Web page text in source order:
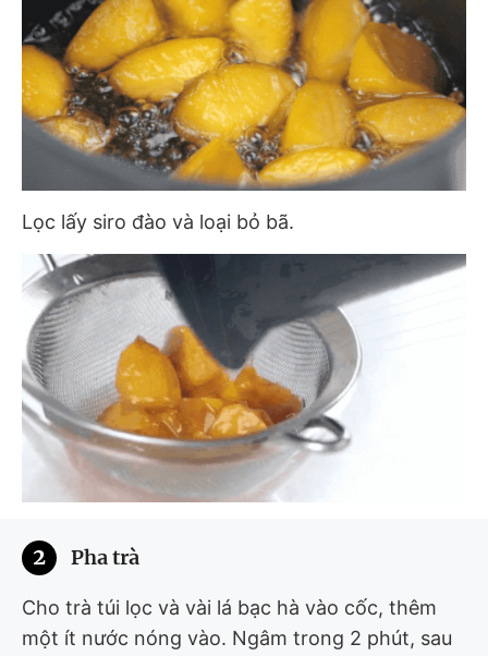
Lọc lấy siro đào và loại bỏ bã.
2 Pha trà
Cho trà túi lọc và vài lá bạc hà vào cốc, thêm
một ít nước nóng vào. Ngâm trong 2 phút, sau